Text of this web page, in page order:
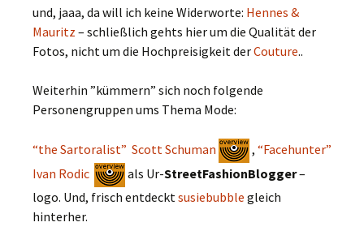
und, jaaa, da will ich keine Widerworte: Hennes &
Mauritz – schließlich gehts hier um die Qualität der
Fotos, nicht um die Hochpreisigkeit derCouture..
Weiterhin ”kümmern” sich noch folgende
Personengruppen ums Thema Mode:
“the Sartoralist” Scott Schuman , “Facehunter”
Ivan Rodic
als Ur-StreetFashionBlogger–
logo. Und, frisch entdecktsusiebubble gleich
hinterher.